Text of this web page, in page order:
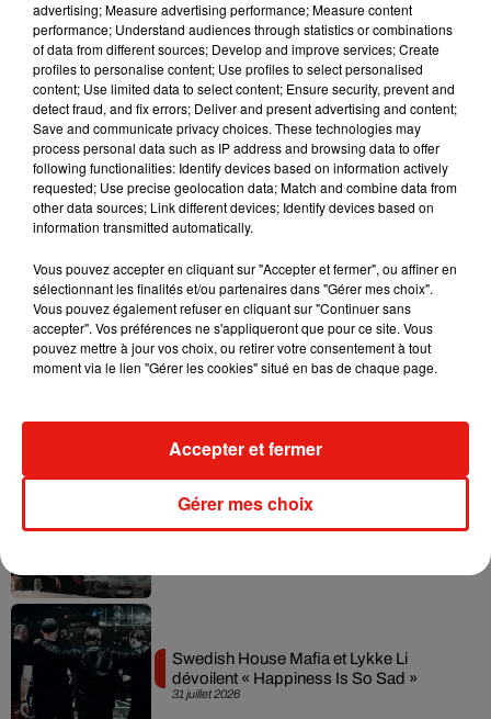
7 août 2026
RÜFÜS DU SOL annonce un nouvel
album après sa tournée mondiale
Angèle et Amélie Lens dévoilent leur
collaboration tant attendue
Il y a 10 ans, DJ Snake changeait de
Fred again.. et Latin Mafia dévoilent enfin
leur mixtape créée en...
31 juillet 2026
Swedish House Mafia et Lykke Li
dévoilent « Happiness Is So Sad »
advertising; Measure advertising performance; Measure content
performance; Understand audiences through statistics or combinations
of data from different sources; Develop and improve services; Create
profiles to personalise content; Use profiles to select personalised
content; Use limited data to select content; Ensure security, prevent and
detect fraud, and fix errors; Deliver and present advertising and content;
Save and communicate privacy choices. These technologies may
process personal data such as IP address and browsing data to offer
following functionalities: Identify devices based on information actively
requested; Use precise geolocation data; Match and combine data from
other data sources; Link different devices; Identify devices based on
information transmitted automatically.
Vous pouvez accepter en cliquant sur "Accepter et fermer", ou affiner en
sélectionnant les finalités et/ou partenaires dans "Gérer mes choix".
Vous pouvez également refuser en cliquant sur "Continuer sans
accepter". Vos préférences ne s'appliqueront que pour ce site. Vous
pouvez mettre à jour vos choix, ou retirer votre consentement à tout
moment via le lien "Gérer les cookies" situé en bas de chaque page.
Gérer mes choix
Accepter et fermer